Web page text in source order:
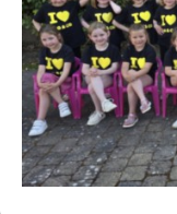
▼
ASSISTANTES
PHOTOS▼